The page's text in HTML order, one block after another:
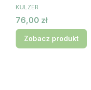
PRODUCENT
KULZER
Cena
76,00 zł
Zobacz produkt